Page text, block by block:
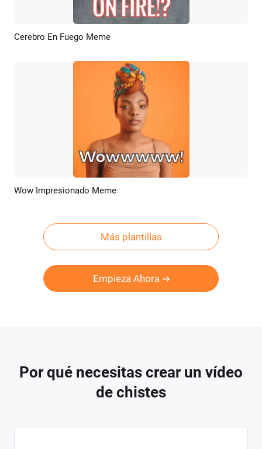
Previsualizar
Cerebro En Fuego Meme
Previsualizar
Wow Impresionado Meme
Más plantillas
Empieza Ahora
Por qué necesitas crear un vídeo
de chistes